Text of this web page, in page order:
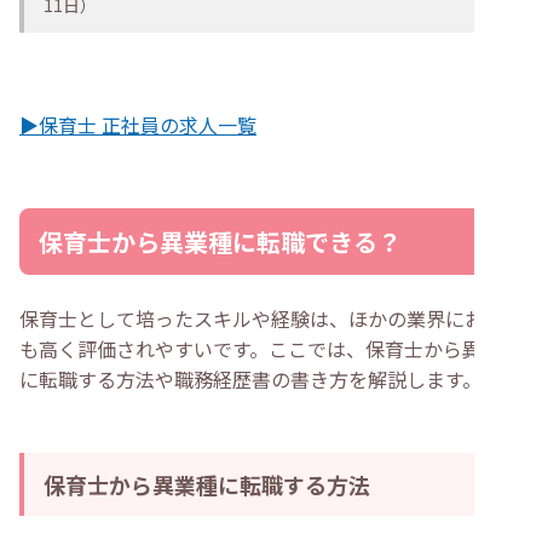
11日）
▶保育士 正社員の求人一覧
保育士から異業種に転職できる？
保育士として培ったスキルや経験は、ほかの業界において
も高く評価されやすいです。ここでは、保育士から異業種
に転職する方法や職務経歴書の書き方を解説します。
保育士から異業種に転職する方法